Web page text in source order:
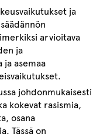
ja
arvioitava
ja
asemaa
johdonmukaisesti
kokevat rasismia,
osana
Tässä on